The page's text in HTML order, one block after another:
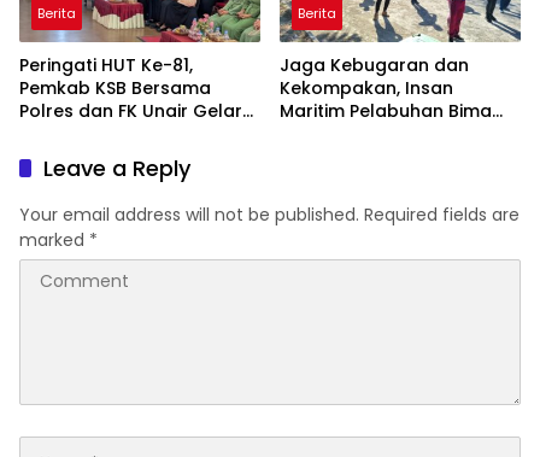
Berita
Peringati HUT Ke-81,
Pemkab KSB Bersama
Polres dan FK Unair Gelar
Hari Pertama Kehidupan”
Berita
Jaga Kebugaran dan
Kekompakan, Insan
Maritim Pelabuhan Bima
Leave a Reply
Your email address will not be published. Required fields are
marked *